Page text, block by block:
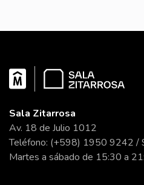
Sala Zitarrosa
Av. 18 de Julio 1012
Teléfono: (+598) 1950 9242 /
Martes a sábado de 15:30 a